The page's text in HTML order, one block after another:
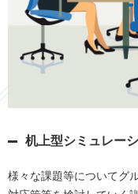
机上型シミュレー
様々な課題等についてグ